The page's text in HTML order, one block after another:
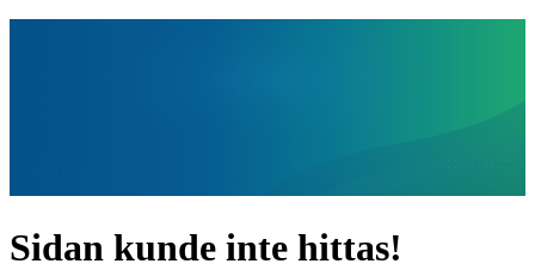
Sidan kunde inte hittas!